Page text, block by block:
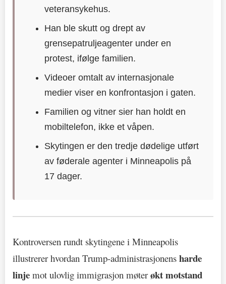
veteransykehus.
Han ble skutt og drept av
grensepatruljeagenter under en
protest, ifølge familien.
Videoer omtalt av internasjonale
medier viser en konfrontasjon i gaten.
Familien og vitner sier han holdt en
mobiltelefon, ikke et våpen.
Skytingen er den tredje dødelige utført
av føderale agenter i Minneapolis på
17 dager.
Kontroversen rundt skytingene i Minneapolis
illustrerer hvordan Trump-administrasjonens harde
linje mot ulovlig immigrasjon møterøkt motstand